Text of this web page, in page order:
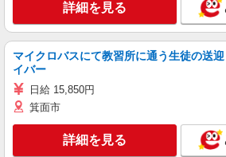
詳細を見る
マイクロバスにて教習所に通う生徒の送
イバー
日給 15,850円
箕面市
詳細を見る